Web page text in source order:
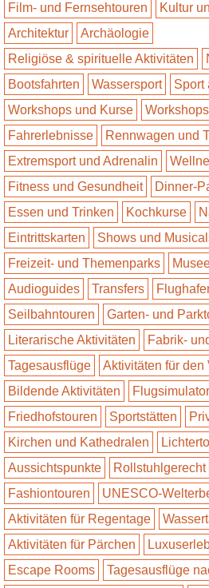
Film- und Fernsehtouren
Kultur
Architektur
Archäologie
Religiöse & spirituelle Aktivitäten
Bootsfahrten
Wassersport
Sport
Workshops und Kurse
Fahrerlebnisse
Rennwagen und
Extremsport und Adrenalin
Fitness und Gesundheit
Dinner-
Essen und Trinken
Kochkurse
Eintrittskarten
Shows und
Freizeit- und Themenparks
Audioguides
Transfers
Seilbahntouren
Garten- und
Literarische Aktivitäten
Fabrik-
Tagesausflüge
Aktivitäten für den
Bildende Aktivitäten
Friedhofstouren
Sportstätten
Kirchen und Kathedralen
Aussichtspunkte
Rollstuhlgerecht
Fashiontouren
UNESCO-
Aktivitäten für Regentage
Aktivitäten für Pärchen
Escape Rooms
Tagesausflüge